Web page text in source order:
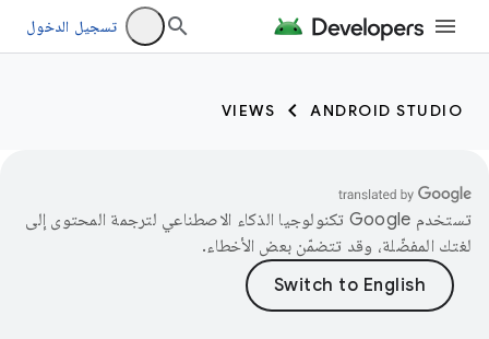
تسجيل الدخول
ANDROID STUDIO
VIEWS
تستخدم Google تكنولوجيا الذكاء الاصطناعي لترجمة المحتوى إلى
لغتك المفضّلة، وقد تتضمّن بعض الأخطاء.